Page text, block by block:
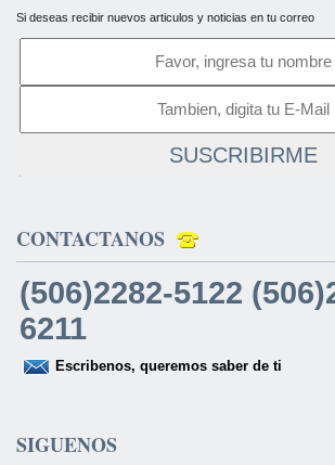
Si deseas recibir nuevos articulos y noticias en tu correo
SUSCRIBIRME
CONTACTANOS
(506)2282-5122
6211
Escribenos, queremos saber de ti
SIGUENOS